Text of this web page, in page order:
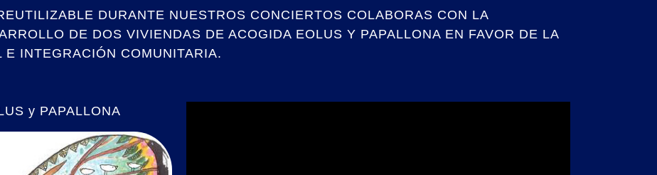
DURANTE NUESTROS CONCIERTOS COLABORAS CON LA
DE DOS VIVIENDAS DE ACOGIDA EOLUS Y PAPALLONA EN FAVOR DE LA
INTEGRACIÓN COMUNITARIA.
y PAPALLONA